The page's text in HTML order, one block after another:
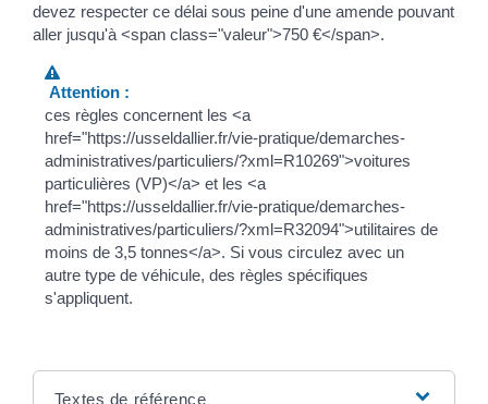
devez respecter ce délai sous peine d'une amende pouvant
aller jusqu'à <span class="valeur">750 €</span>.
Attention :
ces règles concernent les <a
href="https://usseldallier.fr/vie-pratique/demarches-
administratives/particuliers/?xml=R10269">voitures
particulières (VP)</a> et les <a
href="https://usseldallier.fr/vie-pratique/demarches-
administratives/particuliers/?xml=R32094">utilitaires de
moins de 3,5 tonnes</a>. Si vous circulez avec un
autre type de véhicule, des règles spécifiques
s'appliquent.
Textes de référence